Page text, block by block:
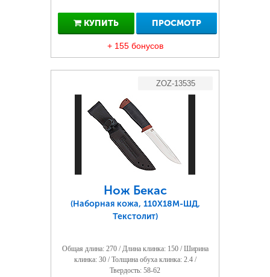
КУПИТЬ ПРОСМОТР
+ 155 бонусов
ZOZ-13535
Нож Бекас
(Наборная кожа, 110Х18М-ШД,
Текстолит)
Общая длина: 270 / Длина клинка: 150 / Ширина
клинка: 30 / Толщина обуха клинка: 2.4 /
Твердость: 58-62